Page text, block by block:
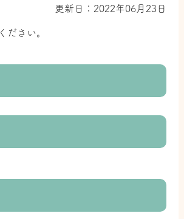
更新日：2022年06月23日
ださい。